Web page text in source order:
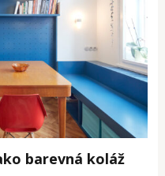
barevná koláž